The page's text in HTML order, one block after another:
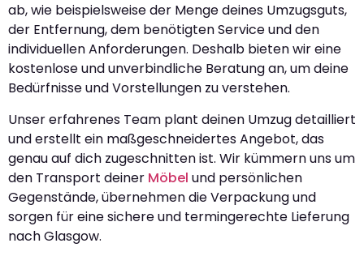
ab, wie beispielsweise der Menge deines Umzugsguts,
der Entfernung, dem benötigten Service und den
individuellen Anforderungen. Deshalb bieten wir eine
kostenlose und unverbindliche Beratung an, um deine
Bedürfnisse und Vorstellungen zu verstehen.
Unser erfahrenes Team plant deinen Umzug detailliert
und erstellt ein maßgeschneidertes Angebot, das
genau auf dich zugeschnitten ist. Wir kümmern uns um
den Transport deiner Möbel und persönlichen
Gegenstände, übernehmen die Verpackung und
sorgen für eine sichere und termingerechte Lieferung
nach Glasgow.